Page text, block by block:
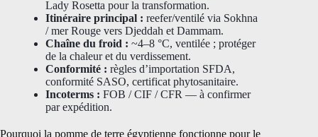
Lady Rosetta pour la transformation.
Itinéraire principal : reefer/ventilé via Sokhna
/ mer Rouge vers Djeddah et Dammam.
Chaîne du froid : ~4–8 °C, ventilée ; protéger
de la chaleur et du verdissement.
Conformité : règles d’importation SFDA,
conformité SASO, certificat phytosanitaire.
Incoterms : FOB / CIF / CFR — à confirmer
par expédition.
Pourquoi la pomme de terre égyptienne fonctionne pour le